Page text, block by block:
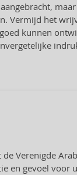
Vermijd het
kunnen
Verenigde
en gevoel voor